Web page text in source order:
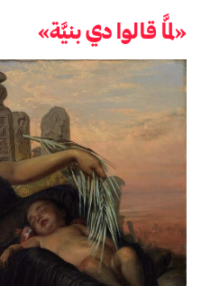
«لمَّا قالوا دي بنيَّة»